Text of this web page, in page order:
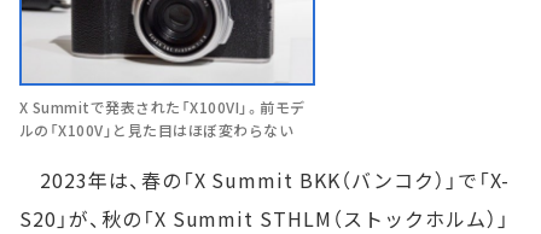
X Summitで発表された「X100VI」。前モデ
ルの「X100V」と見た目はほぼ変わらない
2023年は、春の「X Summit BKK（バンコク）」で「X-
S20」が、秋の「X Summit STHLM（ストックホルム）」